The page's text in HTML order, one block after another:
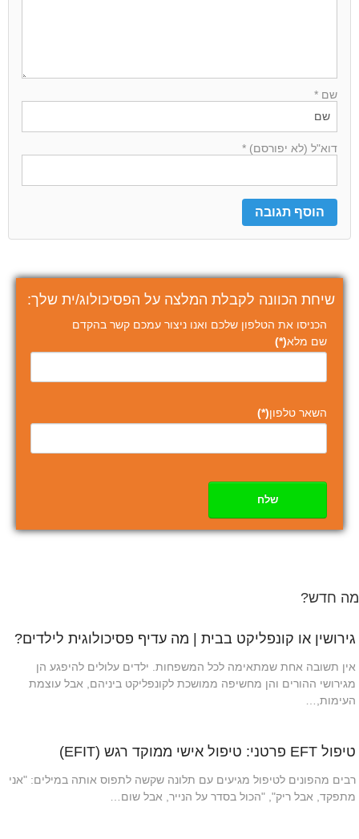
שם *
דוא"ל (לא יפורסם) *
שיחת הכוונה לקבלת המלצה על הפסיכולוג/ית שלך:
הכניסו את הטלפון שלכם ואנו ניצור עמכם קשר בהקדם
שם מלא(*)
השאר טלפון(*)
שלח
מה חדש?
גירושין או קונפליקט בבית | מה עדיף פסיכולוגית לילדים?
אין תשובה אחת שמתאימה לכל המשפחות. ילדים עלולים להיפגע הן
מגירושי ההורים והן מחשיפה ממושכת לקונפליקט ביניהם, אבל עוצמת
העימות,…
טיפול EFT פרטני: טיפול אישי ממוקד רגש (EFIT)
רבים מהפונים לטיפול מגיעים עם תלונה שקשה לתפוס אותה במילים: "אני
מתפקד, אבל ריק", "הכול בסדר על הנייר, אבל שום…